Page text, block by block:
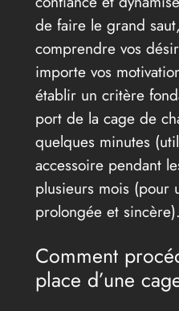
de faire le grand
comprendre vos
importe vos
établir un critère
port de la cage de
quelques minutes
accessoire pendant
plusieurs mois (pour
prolongée et sincère).
Comment
place d’une